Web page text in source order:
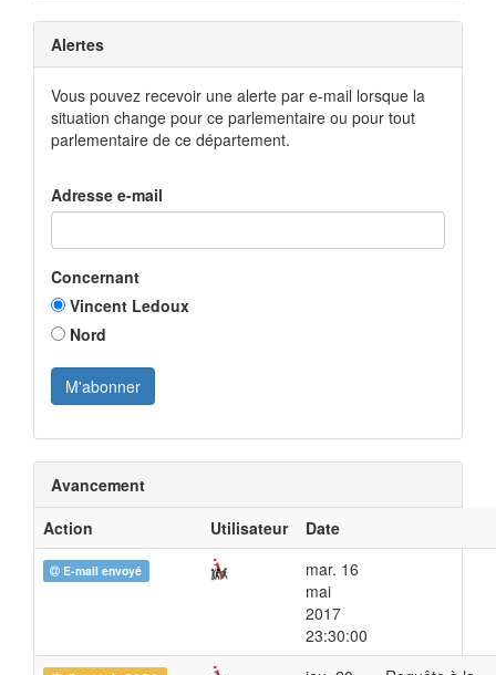
Alertes
Vous pouvez recevoir une alerte par e-mail lorsque la
situation change pour ce parlementaire ou pour tout
parlementaire de ce département.
Adresse e-mail
Concernant
Vincent Ledoux
Nord
Avancement
Action
Utilisateur Date
E-mail envoyé
mar. 16
mai
2017
23:30:00